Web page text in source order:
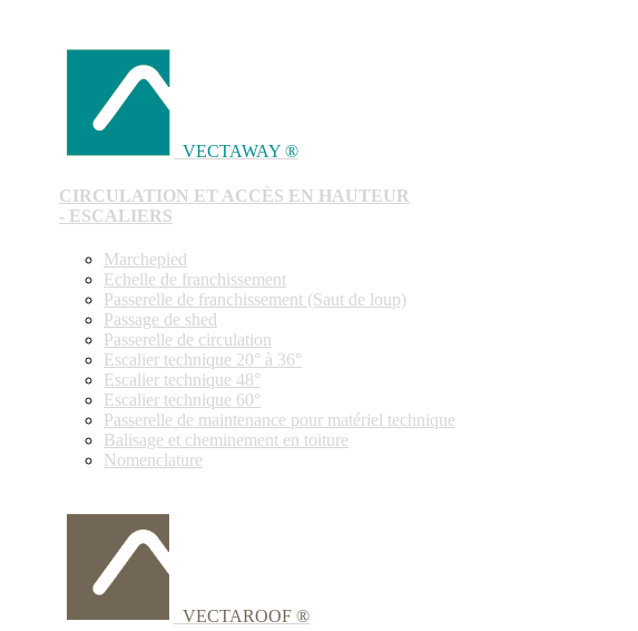
VECTAWAY ®
CIRCULATION ET ACCÈS EN HAUTEUR
- ESCALIERS
Marchepied
Echelle de franchissement
Passerelle de franchissement (Saut de loup)
Passage de shed
Passerelle de circulation
Escalier technique 20° à 36°
Escalier technique 48°
Escalier technique 60°
Passerelle de maintenance pour matériel technique
Balisage et cheminement en toiture
Nomenclature
VECTAROOF ®